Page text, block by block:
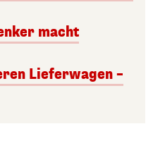
macht
Lieferwagen –